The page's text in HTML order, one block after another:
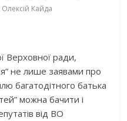
Олексій Кайда
Верховної ради,
не лише заявами про
багатодітного батька
можна бачити і
від ВО